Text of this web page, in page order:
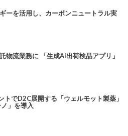
ーを活用し、カーボンニュートラル実
物流業務に 「生成AI出荷検品アプリ」
トでD2C展開する「ウェルモット製薬」
」を導入